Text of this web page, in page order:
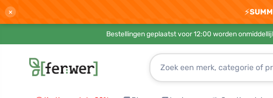
× ⚡
Bestellingen geplaatst voor 12:00 worden